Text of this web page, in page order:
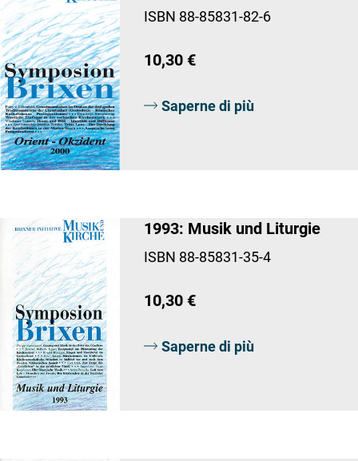
ISBN 88-85831-82-6
10,30 €
Saperne di più
1993: Musik und Liturgie
ISBN 88-85831-35-4
10,30 €
Saperne di più